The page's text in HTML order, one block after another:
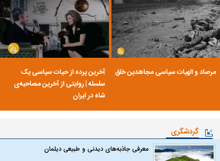
مرصاد و الهیات سیاسی مجاهدین خلق
آخرین پرده از حیات سیاسی یک
سلسله | روایتی از آخرین مصاحبه‌ی
شاه در ایران
گردشگری
معرفی جاذبه‌های دیدنی و طبیعی دیلمان